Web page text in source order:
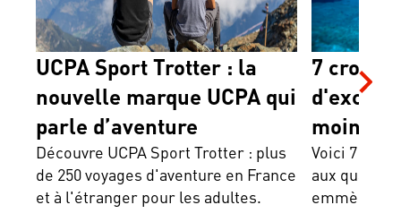
UCPA Sport Trotter : la
nouvelle marque UCPA qui
parle d’aventure
Découvre UCPA Sport Trotter : plus
de 250 voyages d'aventure en France
et à l'étranger pour les adultes.
7
moins
Voici 7
aux quatre
emmène,